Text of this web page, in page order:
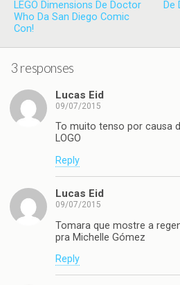
LEGO Dimensions De Doctor
Who Da San Diego Comic
Con!
De
3 responses
Lucas Eid
09/07/2015
To muito tenso por causa
LOGO
Reply
Lucas Eid
09/07/2015
Tomara que mostre a
pra Michelle Gómez
Reply